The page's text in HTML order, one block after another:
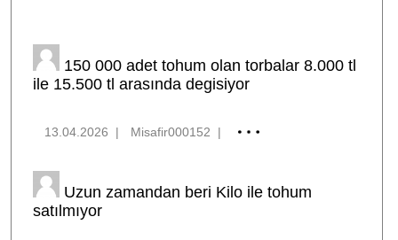
150 000 adet tohum olan torbalar 8.000 tl
ile 15.500 tl arasında degisiyor
13.04.2026 | Misafir000152 |
Uzun zamandan beri Kilo ile tohum
satılmıyor